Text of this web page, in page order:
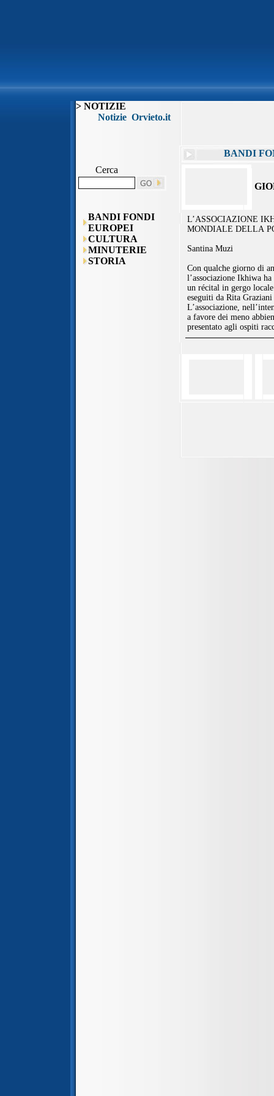
> NOTIZIE
Notizie Orvieto.it
Cerca
BANDI FONDI
EUROPEI
CULTURA
MINUTERIE
STORIA
BANDI